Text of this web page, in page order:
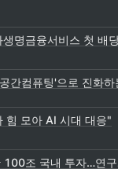
생명금융서비스 첫 배
간컴퓨팅'으로 진화하
힘 모아 AI 시대 대응"
100조 국내 투자…연